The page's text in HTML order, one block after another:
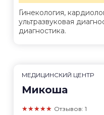
Гинекология,
ультразвуковая
диагностика.
МЕДИЦИНСКИЙ ЦЕНТР
Микоша
★★★★★ Отзывов: 1